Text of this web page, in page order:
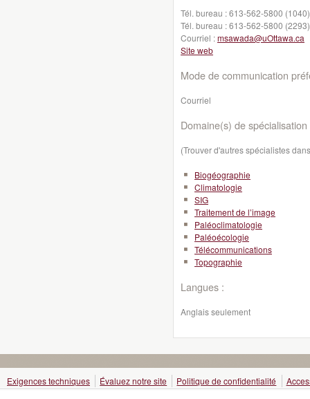
Tél. bureau :613-562-5800 (1040)
Tél. bureau :613-562-5800 (2293)
Courriel :msawada@uOttawa.ca
Site web
Mode de communication
Courriel
Domaine(s) de spécialisation
(Trouver d'autres spécialistes
Biogéographie
Climatologie
SIG
Traitement de l’image
Paléoclimatologie
Paléoécologie
Télécommunications
Topographie
Langues :
Anglais seulement
Exigences techniques Évaluez notre site Politique de confidentialité